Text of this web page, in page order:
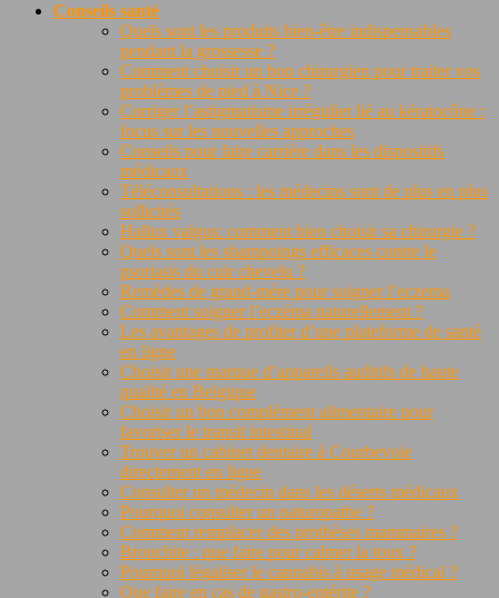
Conseils santé
Quels sont les produits bien-être indispensables
pendant la grossesse ?
Comment choisir un bon chirurgien pour traiter vos
problèmes de pied à Nice ?
Corriger l’astigmatisme irrégulier lié au kératocône :
focus sur les nouvelles approches
Conseils pour faire carrière dans les dispositifs
médicaux
Téléconsultations : les médecins sont de plus en plus
sollicités
Hallux valgus: comment bien choisir sa chirurgie ?
Quels sont les shampoings efficaces contre le
psoriasis du cuir chevelu ?
Remèdes de grand-mère pour soigner l’eczema
Comment soigner l’eczéma naturellement ?
Les avantages de profiter d’une plateforme de santé
en ligne
Choisir une marque d’appareils auditifs de haute
qualité en Belgique
Choisir un bon complément alimentaire pour
favoriser le transit intestinal
Trouver un cabinet dentaire à Courbevoie
directement en ligne
Consulter un médecin dans les déserts médicaux
Pourquoi consulter un naturopathe ?
Comment remplacer des prothèses mammaires ?
Bronchite : que faire pour calmer la toux ?
Pourquoi légaliser le cannabis à usage médical ?
Que faire en cas de gastro-entérite ?